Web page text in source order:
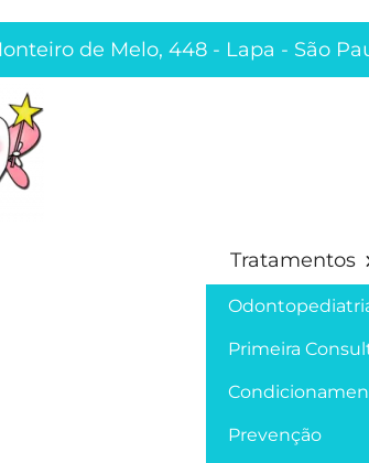
de Melo, 448 - Lapa - São
Tratamentos
Primeira
Prevenção